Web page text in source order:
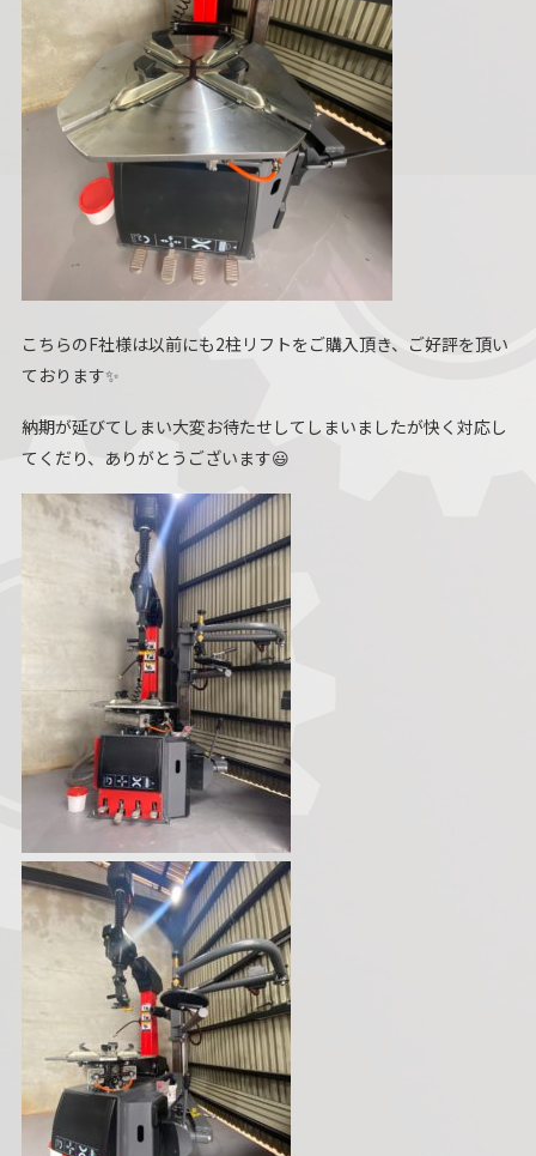
こちらのF社様は以前にも2柱リフトをご購入頂き、ご好評を頂い
ております✨
納期が延びてしまい大変お待たせしてしまいましたが快く対応し
てくだり、ありがとうございます😃